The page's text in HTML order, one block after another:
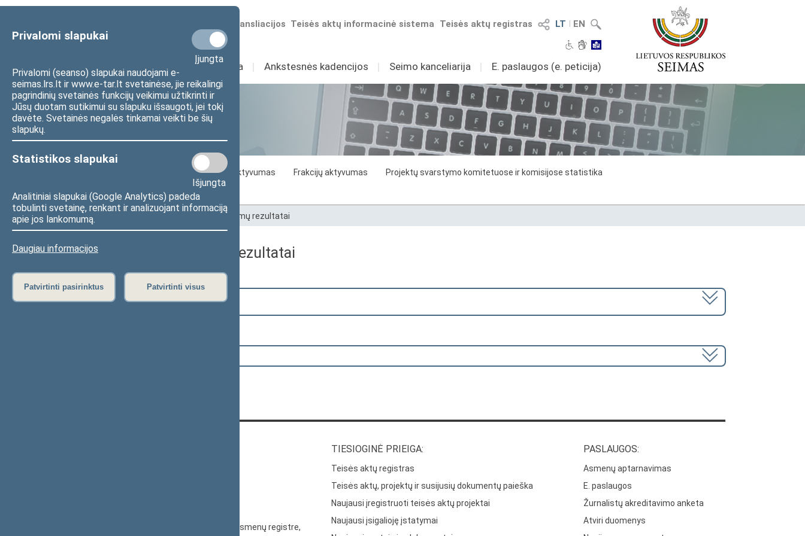
Privalomi slapukai
Įjungta
Privalomi (seanso) slapukai naudojami e-
seimas.lrs.lt ir www.e-tar.lt svetainėse, jie reikalingi
pagrindinių svetainės funkcijų veikimui užtikrinti ir
Jūsų duotam sutikimui su slapuku išsaugoti, jei tokį
davėte. Svetainės negalės tinkamai veikti be šių
slapukų.
Statistikos slapukai
Išjungta
Analitiniai slapukai (Google Analytics) padeda
tobulinti svetainę, renkant ir analizuojant informaciją
apie jos lankomumą.
Daugiau informacijos
Patvirtinti pasirinktus Patvirtinti visus
LT I EN
Teisės aktų registras
Teisės aktų informacinė sistema
Numatomos transliacijos
Sudėtis Veikla I Ankstesnės kadencijos I Seimo kanceliarija I E. paslaugos (e. peticija)
Statistika
Seimo narių aktyvumas Frakcijų aktyvumas
Projektų svarstymo komitetuose ir komisijose statistika
Seimo narių balsavimų rezultatai
Pradžia Seimo narių balsavimų rezultatai
Seimo narių balsavimų rezultatai
Pasirinkite kadenciją:
2024–2028 metų kadencija
Duomenys kaupiami ir saugomi Juridinių asmenų registre,
TIESIOGINĖ PRIEIGA:
Teisės aktų registras
Teisės aktų, projektų ir susijusių dokumentų paieška
Naujausi įregistruoti teisės aktų projektai
Naujausi įsigalioję įstatymai
PASLAUGOS:
Asmenų aptarnavimas
E. paslaugos
Žurnalistų akreditavimo anketa
Atviri duomenys